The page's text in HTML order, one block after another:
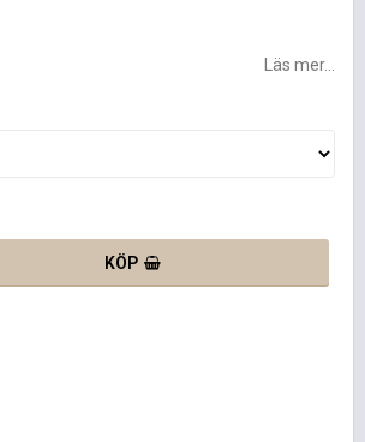
Läs mer...
KÖP